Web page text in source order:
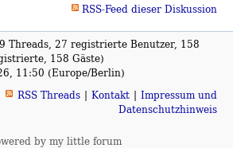
RSS-Feed dieser Diskussion
Threads, 27 registrierte Benutzer, 158
158 Gäste)
11:50 (Europe/Berlin)
RSS Threads Kontakt
Impressum und
Datenschutzhinweis
by my little forum